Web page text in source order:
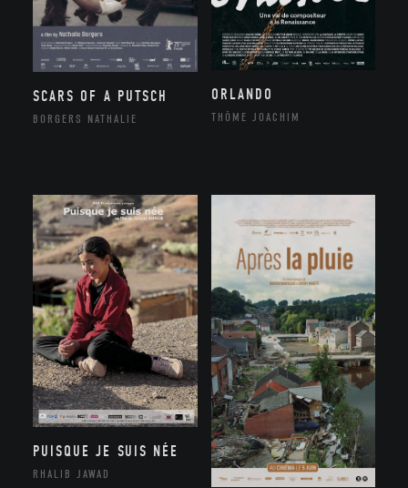
SCARS OF A PUTSCH
BORGERS NATHALIE
ORLANDO
THÔME JOACHIM
PUISQUE JE SUIS NÉE
RHALIB JAWAD